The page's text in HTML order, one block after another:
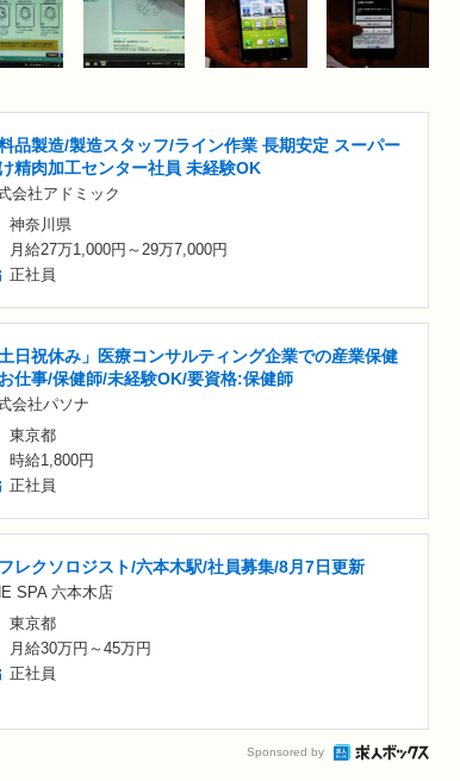
品製造/製造スタッフ/ライン作業 長期安定 スーパー
精肉加工センター社員 未経験OK
会社アドミック
神奈川県
月給27万1,000円～29万7,000円
正社員
土日祝休み」医療コンサルティング企業での産業保健
仕事/保健師/未経験OK/要資格:保健師
会社パソナ
東京都
時給1,800円
正社員
レクソロジスト/六本木駅/社員募集/8月7日更新
SPA 六本木店
東京都
月給30万円～45万円
正社員
Sponsored by